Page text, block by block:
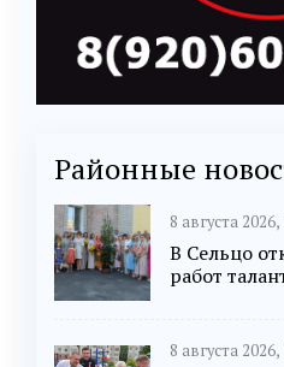
Районные
8 августа
В Сельцо
работ
8 августа 2026,